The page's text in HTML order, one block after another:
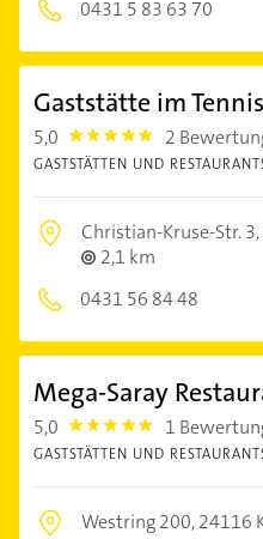
0431 5 83 63 70
Gaststätte im
5,0 5.0 2
GASTSTÄTTEN UND
Christian-Kruse-Str. 3,
2,1 km
0431 56 84 48
Mega-Saray
5,0 5.0 1
GASTSTÄTTEN UND
Westring 200,24116